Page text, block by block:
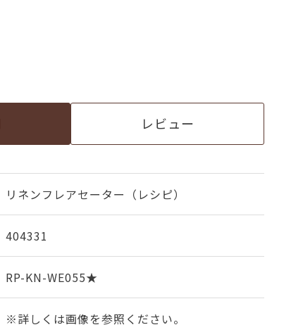
レビュー
リネンフレアセーター（レシピ）
404331
RP-KN-WE055★
※詳しくは画像を参照ください。